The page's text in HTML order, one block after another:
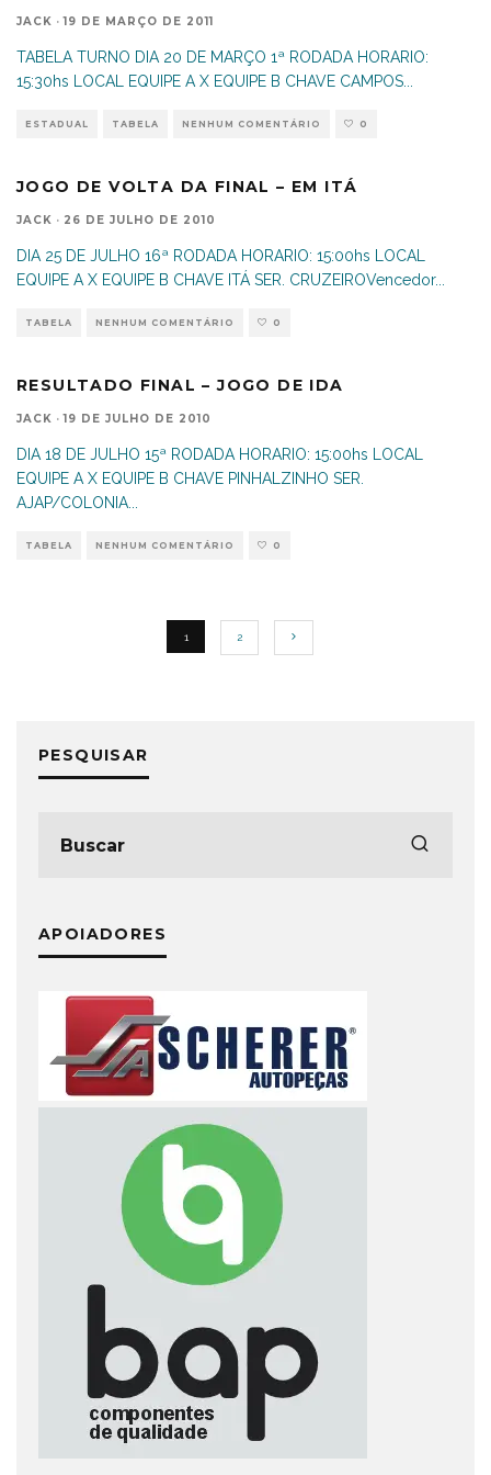
JACK · 19 DE MARÇO DE 2011
TABELA TURNO DIA 20 DE MARÇO 1ª RODADA HORARIO:
15:30hs LOCAL EQUIPE A X EQUIPE B CHAVE CAMPOS...
ESTADUAL TABELA NENHUM COMENTÁRIO 0
JOGO DE VOLTA DA FINAL – EM ITÁ
JACK · 26 DE JULHO DE 2010
DIA 25 DE JULHO 16ª RODADA HORARIO: 15:00hs LOCAL
EQUIPE A X EQUIPE B CHAVE ITÁ SER. CRUZEIROVencedor...
TABELA NENHUM COMENTÁRIO 0
RESULTADO FINAL – JOGO DE IDA
JACK · 19 DE JULHO DE 2010
DIA 18 DE JULHO 15ª RODADA HORARIO: 15:00hs LOCAL
EQUIPE A X EQUIPE B CHAVE PINHALZINHO SER.
AJAP/COLONIA...
TABELA NENHUM COMENTÁRIO 0
1 2
PESQUISAR
APOIADORES